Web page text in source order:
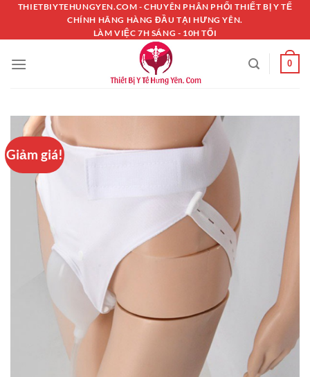
Chuyển
nội
dung
THIETBIYTEHUNGYEN.COM - CHUYÊN PHÂN PHỐI THIẾT BỊ Y TẾ
CHÍNH HÃNG HÀNG ĐẦU TẠI HƯNG YÊN.
LÀM VIỆC 7H SÁNG - 10H TỐI
0
Giảm giá!